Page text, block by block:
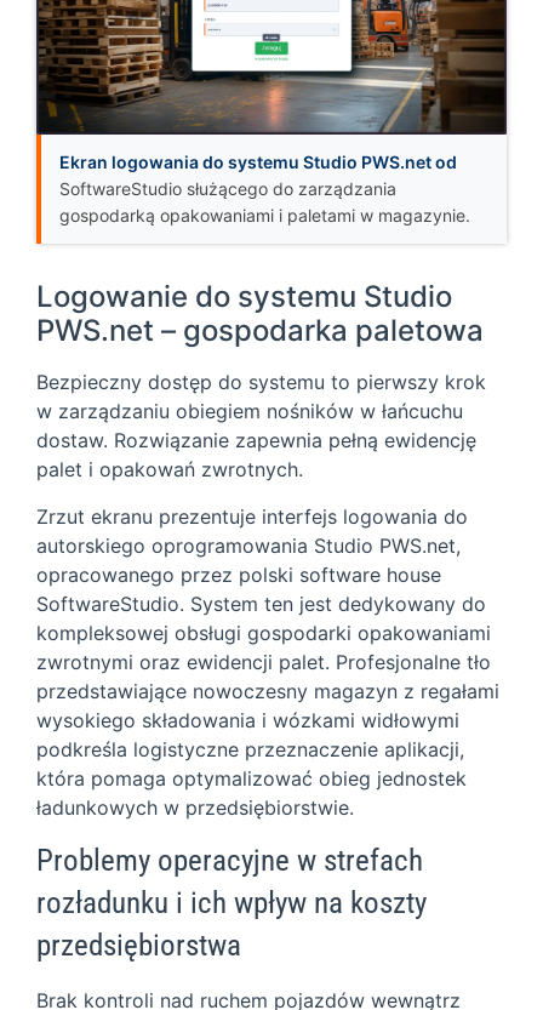
Ekran logowania do systemu Studio PWS.net od
SoftwareStudio służącego do zarządzania
gospodarką opakowaniami i paletami w magazynie.
Logowanie do systemu Studio
PWS.net – gospodarka paletowa
Bezpieczny dostęp do systemu to pierwszy krok
w zarządzaniu obiegiem nośników w łańcuchu
dostaw. Rozwiązanie zapewnia pełną ewidencję
palet i opakowań zwrotnych.
Zrzut ekranu prezentuje interfejs logowania do
autorskiego oprogramowania Studio PWS.net,
opracowanego przez polski software house
SoftwareStudio. System ten jest dedykowany do
kompleksowej obsługi gospodarki opakowaniami
zwrotnymi oraz ewidencji palet. Profesjonalne tło
przedstawiające nowoczesny magazyn z regałami
wysokiego składowania i wózkami widłowymi
podkreśla logistyczne przeznaczenie aplikacji,
która pomaga optymalizować obieg jednostek
ładunkowych w przedsiębiorstwie.
Problemy operacyjne w strefach
rozładunku i ich wpływ na koszty
przedsiębiorstwa
Brak kontroli nad ruchem pojazdów wewnątrz